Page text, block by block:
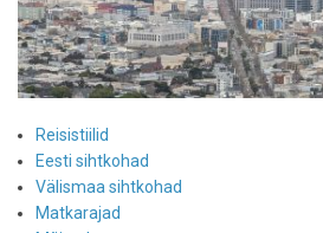
Reisistiilid
Eesti sihtkohad
Välismaa sihtkohad
Matkarajad